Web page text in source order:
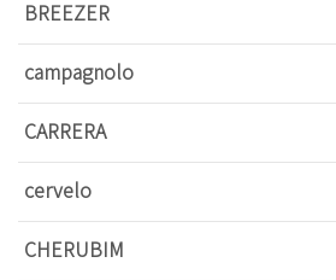
BREEZER
campagnolo
CARRERA
cervelo
CHERUBIM